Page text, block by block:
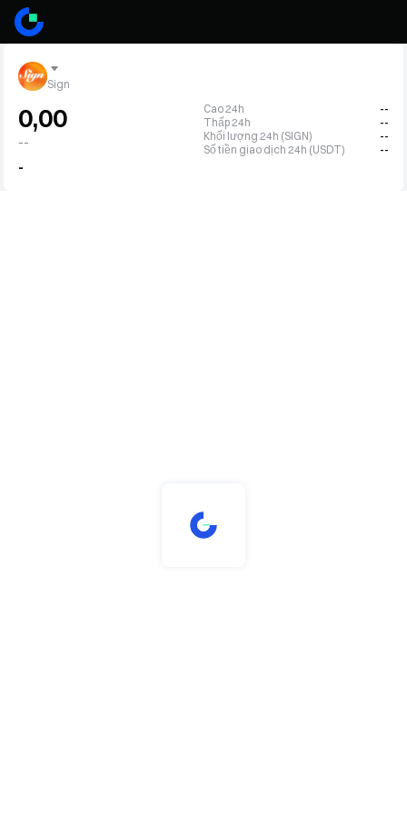
Sign
0,00
--
-
Cao 24h
--
Thấp 24h
--
Khối lượng 24h (SIGN)
--
Số tiền giao dịch 24h (USDT)
--